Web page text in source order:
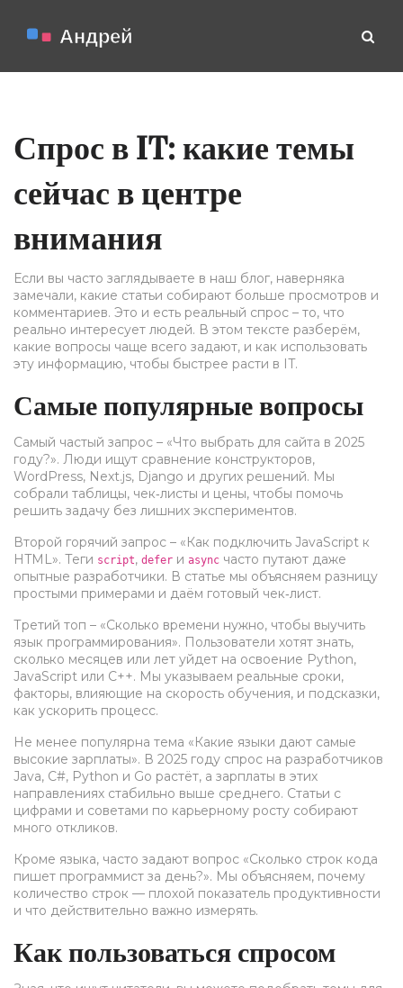
Спрос в IT: какие темы
сейчас в центре
внимания
Если вы часто заглядываете в наш блог, наверняка
замечали, какие статьи собирают больше просмотров и
комментариев. Это и есть реальный спрос – то, что
реально интересует людей. В этом тексте разберём,
какие вопросы чаще всего задают, и как использовать
эту информацию, чтобы быстрее расти в IT.
Самые популярные вопросы
Самый частый запрос – «Что выбрать для сайта в 2025
году?». Люди ищут сравнение конструкторов,
WordPress, Next.js, Django и других решений. Мы
собрали таблицы, чек‑листы и цены, чтобы помочь
решить задачу без лишних экспериментов.
Второй горячий запрос – «Как подключить JavaScript к
HTML». Теги script, defer и async часто путают даже
опытные разработчики. В статье мы объясняем разницу
простыми примерами и даём готовый чек‑лист.
Третий топ – «Сколько времени нужно, чтобы выучить
язык программирования». Пользователи хотят знать,
сколько месяцев или лет уйдет на освоение Python,
JavaScript или C++. Мы указываем реальные сроки,
факторы, влияющие на скорость обучения, и подсказки,
как ускорить процесс.
Не менее популярна тема «Какие языки дают самые
высокие зарплаты». В 2025 году спрос на разработчиков
Java, C#, Python и Go растёт, а зарплаты в этих
направлениях стабильно выше среднего. Статьи с
цифрами и советами по карьерному росту собирают
много откликов.
Кроме языка, часто задают вопрос «Сколько строк кода
пишет программист за день?». Мы объясняем, почему
количество строк — плохой показатель продуктивности
и что действительно важно измерять.
Как пользоваться спросом